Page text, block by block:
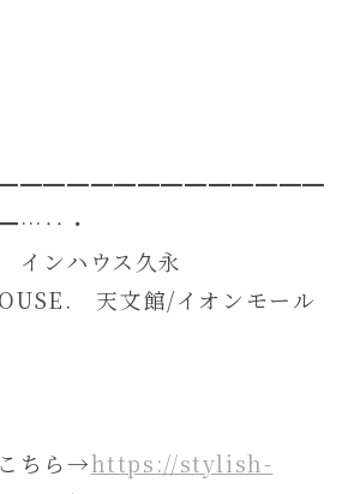
・
インハウス久永
天文館/イオンモール
ちら→https://stylish-